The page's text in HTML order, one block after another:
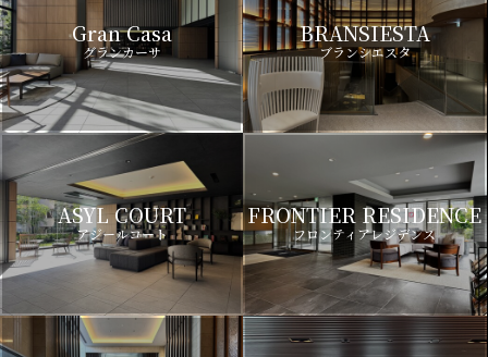
Gran Casa
グランカーサ
BRANSIESTA
ブランシエスタ
ASYL COURT
アジールコート
FRONTIER RESIDENCE
フロンティアレジデンス